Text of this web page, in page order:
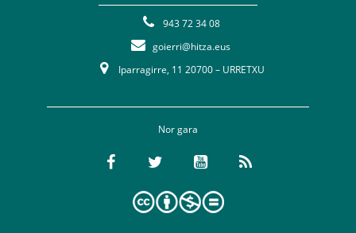
943 72 34 08
goierri@hitza.eus
Iparragirre, 11 20700 – URRETXU
Nor gara